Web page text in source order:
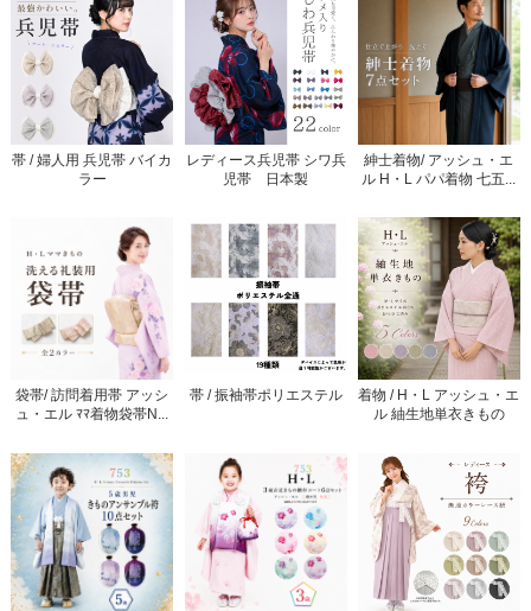
帯 / 婦人用 兵児帯 バイカ
ラー
レディース兵児帯 シワ兵
児帯 日本製
紳士着物/ アッシュ・エ
ル H・L パパ着物 七五...
袋帯/ 訪問着用帯 アッシ
ュ・エル ﾏﾏ着物袋帯N...
帯 / 振袖帯ポリエステル
着物 / H・L アッシュ・エ
ル 紬生地単衣きもの